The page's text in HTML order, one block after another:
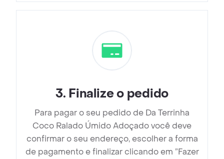
3. Finalize o pedido
Para pagar o seu pedido de Da Terrinha
Coco Ralado Úmido Adoçado você deve
confirmar o seu endereço, escolher a forma
de pagamento e finalizar clicando em ”Fazer